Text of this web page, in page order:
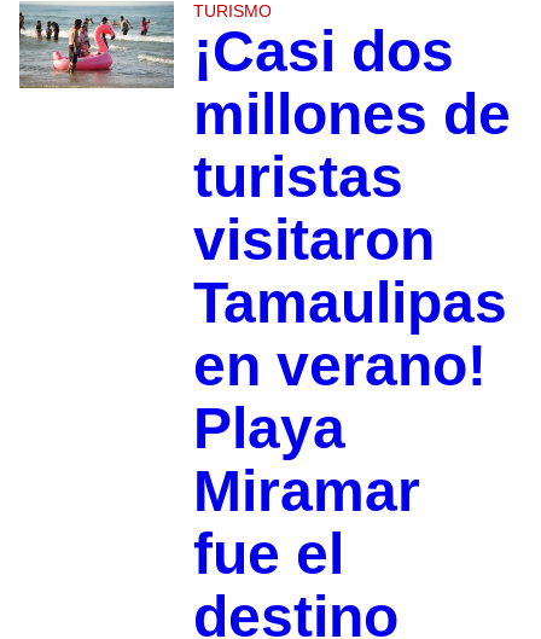
TURISMO
¡Casi dos
millones de
turistas
visitaron
Tamaulipas
en verano!
Playa
Miramar
fue el
destino